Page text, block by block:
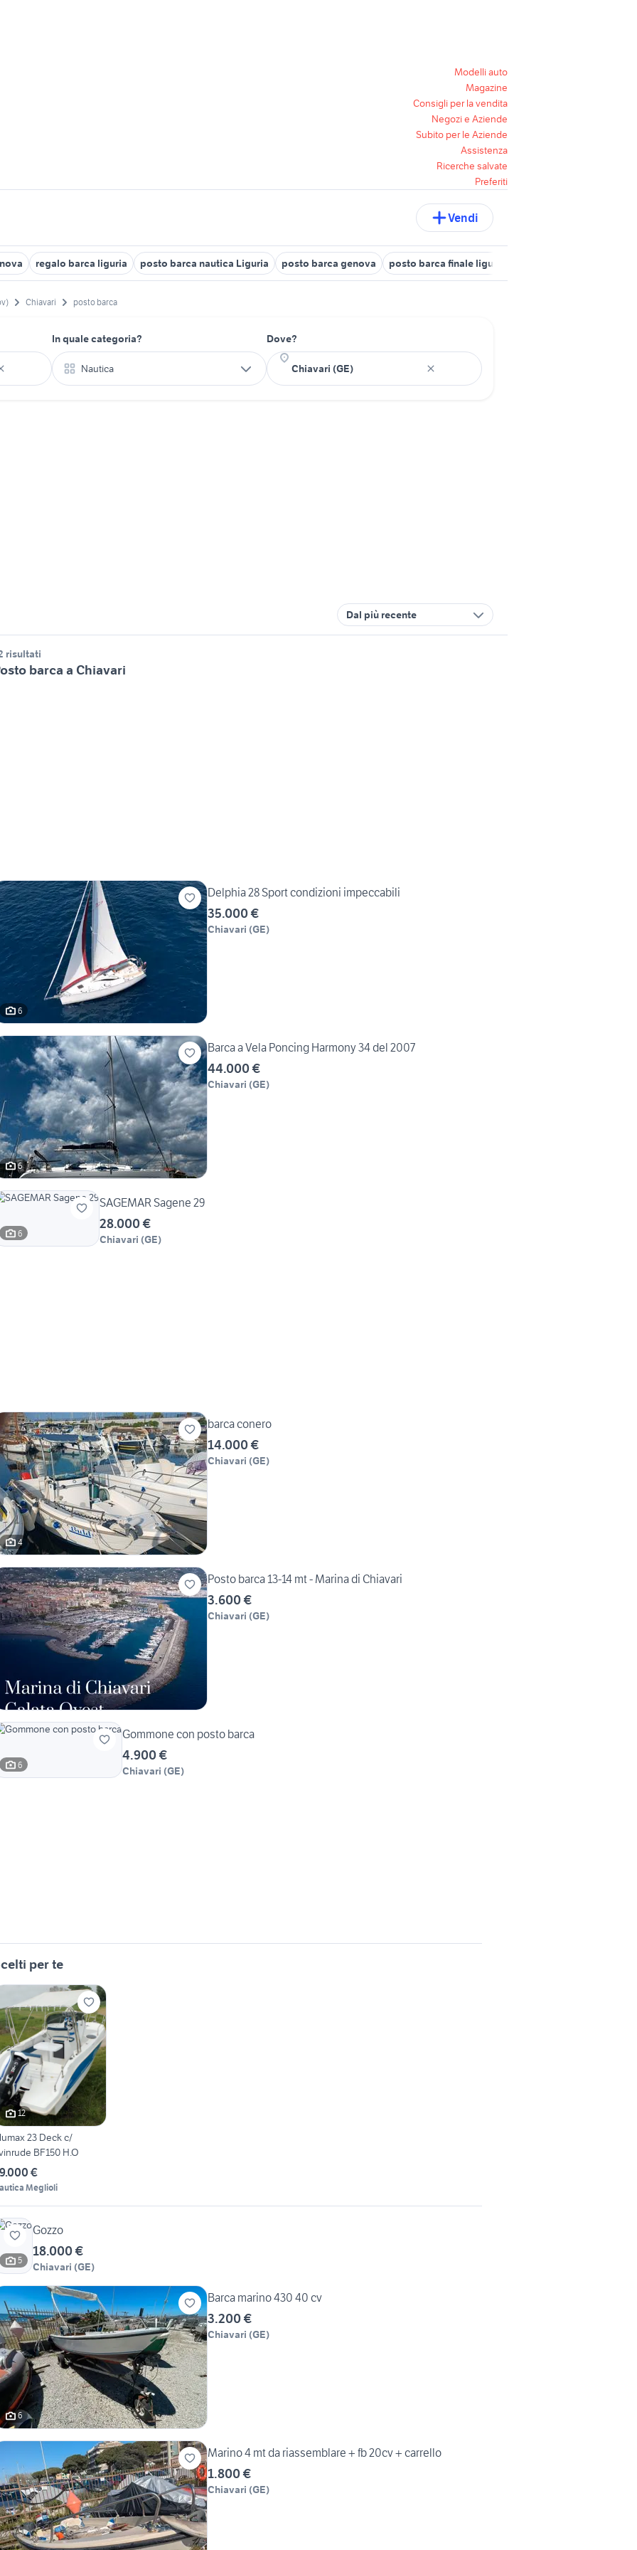
Modelli auto
Magazine
Consigli per la vendita
Negozi e Aziende
Subito per le Aziende
Assistenza
Ricerche salvate
Preferiti
Vendi
regalo barca liguria posto barca nautica Liguria posto barca genova posto barca finale ligure
Chiavari posto barca
In quale categoria?
Nautica
Dove?
Dal più recente
risultati
barca a Chiavari
6
Delphia 28 Sport condizioni impeccabili
35.000 €
Chiavari (GE)
6
Barca a Vela Poncing Harmony 34 del 2007
44.000 €
Chiavari (GE)
6
SAGEMAR Sagene 29
28.000 €
Chiavari (GE)
4
barca conero
14.000 €
Chiavari (GE)
Posto barca 13-14 mt - Marina di Chiavari
3.600 €
Chiavari (GE)
6
Gommone con posto barca
4.900 €
Chiavari (GE)
per te
12
23 Deck c/
BF150 H.O
€
Meglioli
5
Gozzo
18.000 €
Chiavari (GE)
6
Barca marino 430 40 cv
3.200 €
Chiavari (GE)
Marino 4 mt da riassemblare + fb 20cv + carrello
1.800 €
Chiavari (GE)